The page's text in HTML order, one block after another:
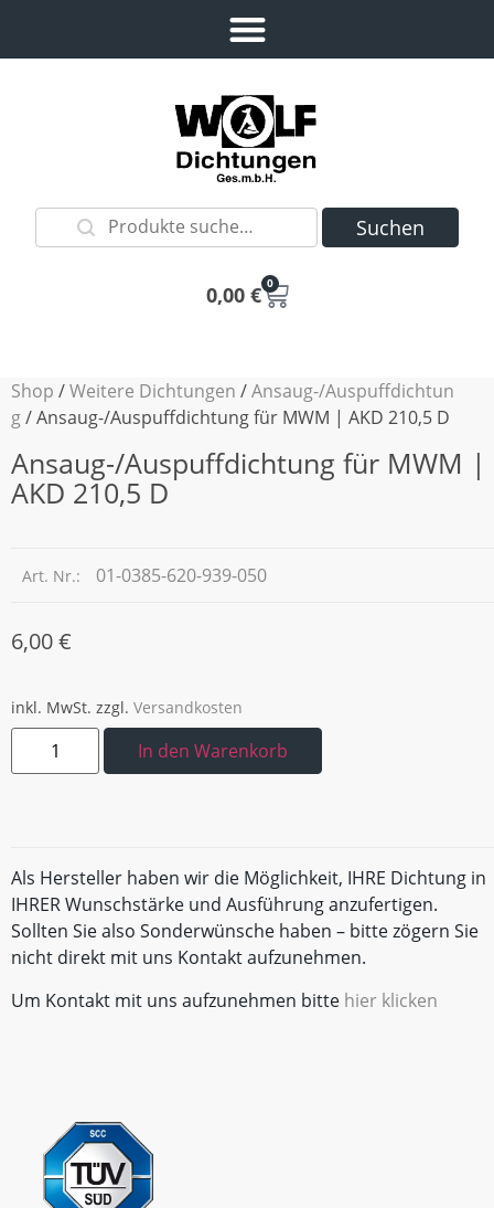
Suchen
0,00 € 0
Shop /Weitere Dichtungen /Ansaug-/Auspuffdichtun
g/ Ansaug-/Auspuffdichtung für MWM | AKD 210,5 D
Ansaug-/Auspuffdichtung für MWM |
AKD 210,5 D
Art. Nr.: 01-0385-620-939-050
6,00€
inkl. MwSt. zzgl. Versandkosten
In den Warenkorb
Als Hersteller haben wir die Möglichkeit, IHRE Dichtung in
IHRER Wunschstärke und Ausführung anzufertigen.
Sollten Sie also Sonderwünsche haben – bitte zögern Sie
nicht direkt mit uns Kontakt aufzunehmen.
Um Kontakt mit uns aufzunehmen bitte hier klicken